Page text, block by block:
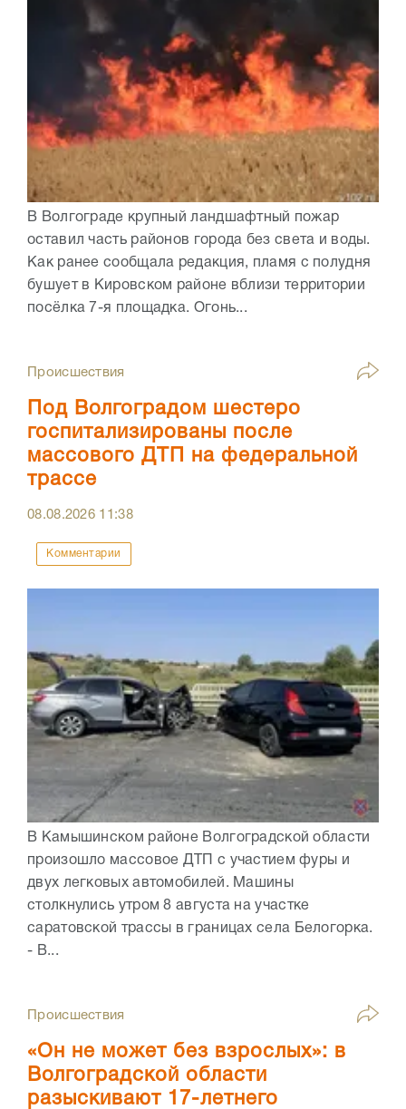
В Волгограде крупный ландшафтный пожар
оставил часть районов города без света и воды.
Как ранее сообщала редакция, пламя с полудня
бушует в Кировском районе вблизи территории
посёлка 7-я площадка. Огонь...
Происшествия
Под Волгоградом шестеро
госпитализированы после
массового ДТП на федеральной
трассе
08.08.2026 11:38
Комментарии
В Камышинском районе Волгоградской области
произошло массовое ДТП с участием фуры и
двух легковых автомобилей. Машины
столкнулись утром 8 августа на участке
саратовской трассы в границах села Белогорка.
- В...
Происшествия
«Он не может без взрослых»: в
Волгоградской области
разыскивают 17-летнего